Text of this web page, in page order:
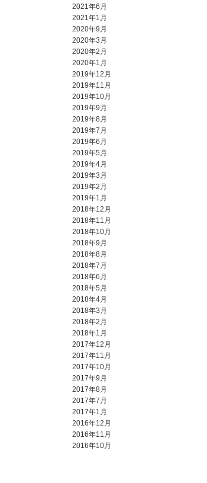
2021年6月
2021年1月
2020年9月
2020年3月
2020年2月
2020年1月
2019年12月
2019年11月
2019年10月
2019年9月
2019年8月
2019年7月
2019年6月
2019年5月
2019年4月
2019年3月
2019年2月
2019年1月
2018年12月
2018年11月
2018年10月
2018年9月
2018年8月
2018年7月
2018年6月
2018年5月
2018年4月
2018年3月
2018年2月
2018年1月
2017年12月
2017年11月
2017年10月
2017年9月
2017年8月
2017年7月
2017年1月
2016年12月
2016年11月
2016年10月